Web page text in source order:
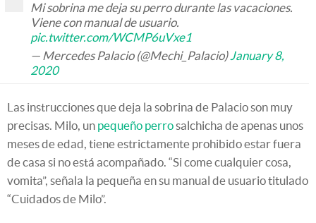
Mi sobrina me deja su perro durante las vacaciones.
Viene con manual de usuario.
pic.twitter.com/WCMP6uVxe1
— Mercedes Palacio (@Mechi_Palacio)January 8,
2020
Las instrucciones que deja la sobrina de Palacio son muy
precisas. Milo, un pequeño perrosalchicha de apenas unos
meses de edad, tiene estrictamente prohibido estar fuera
de casa si no está acompañado. “Si come cualquier cosa,
vomita”, señala la pequeña en su manual de usuario titulado
“Cuidados de Milo”.